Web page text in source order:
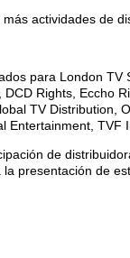
actividades de
para London
Rights, Eccho
TV Distribution,
Entertainment,
de
presentación de